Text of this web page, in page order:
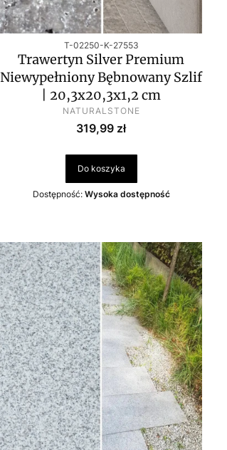
Kod produktu
T-02250-K-27553
Trawertyn Silver Premium
Niewypełniony Bębnowany Szlif
| 20,3x20,3x1,2 cm
PRODUCENT
NATURALSTONE
Cena
319,99 zł
Do koszyka
Dostępność: Wysoka dostępność